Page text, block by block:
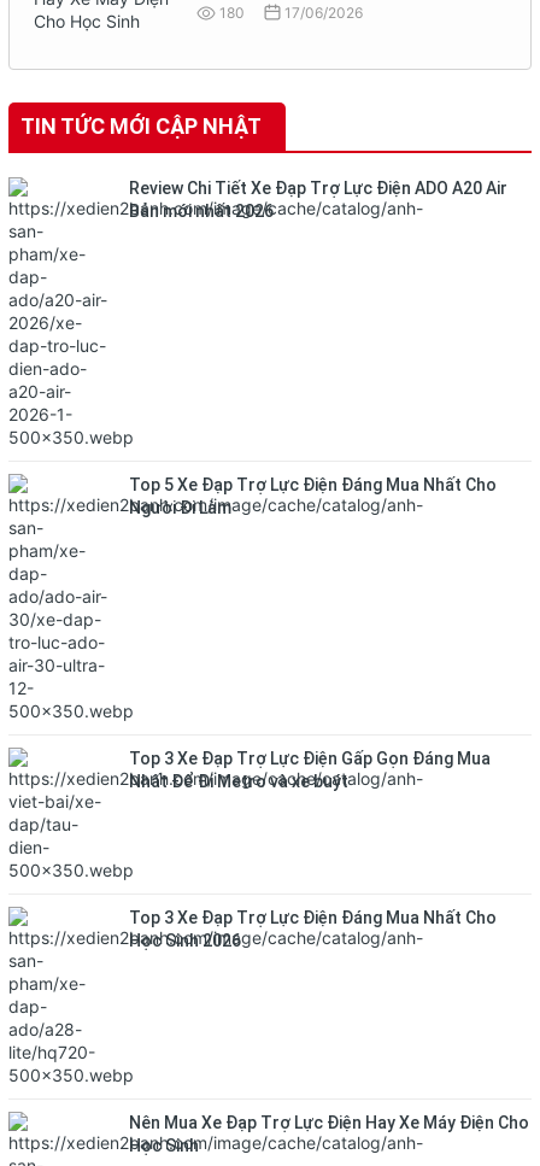
180 17/06/2026
TIN TỨC MỚI CẬP NHẬT
Review Chi Tiết Xe Đạp Trợ Lực Điện ADO A20 Air
Bản mới nhất 2026
Top 5 Xe Đạp Trợ Lực Điện Đáng Mua Nhất Cho
Người Đi Làm
Top 3 Xe Đạp Trợ Lực Điện Gấp Gọn Đáng Mua
Nhất Để Đi Metro và xe buýt
Top 3 Xe Đạp Trợ Lực Điện Đáng Mua Nhất Cho
Học Sinh 2026
Nên Mua Xe Đạp Trợ Lực Điện Hay Xe Máy Điện Cho
Học Sinh